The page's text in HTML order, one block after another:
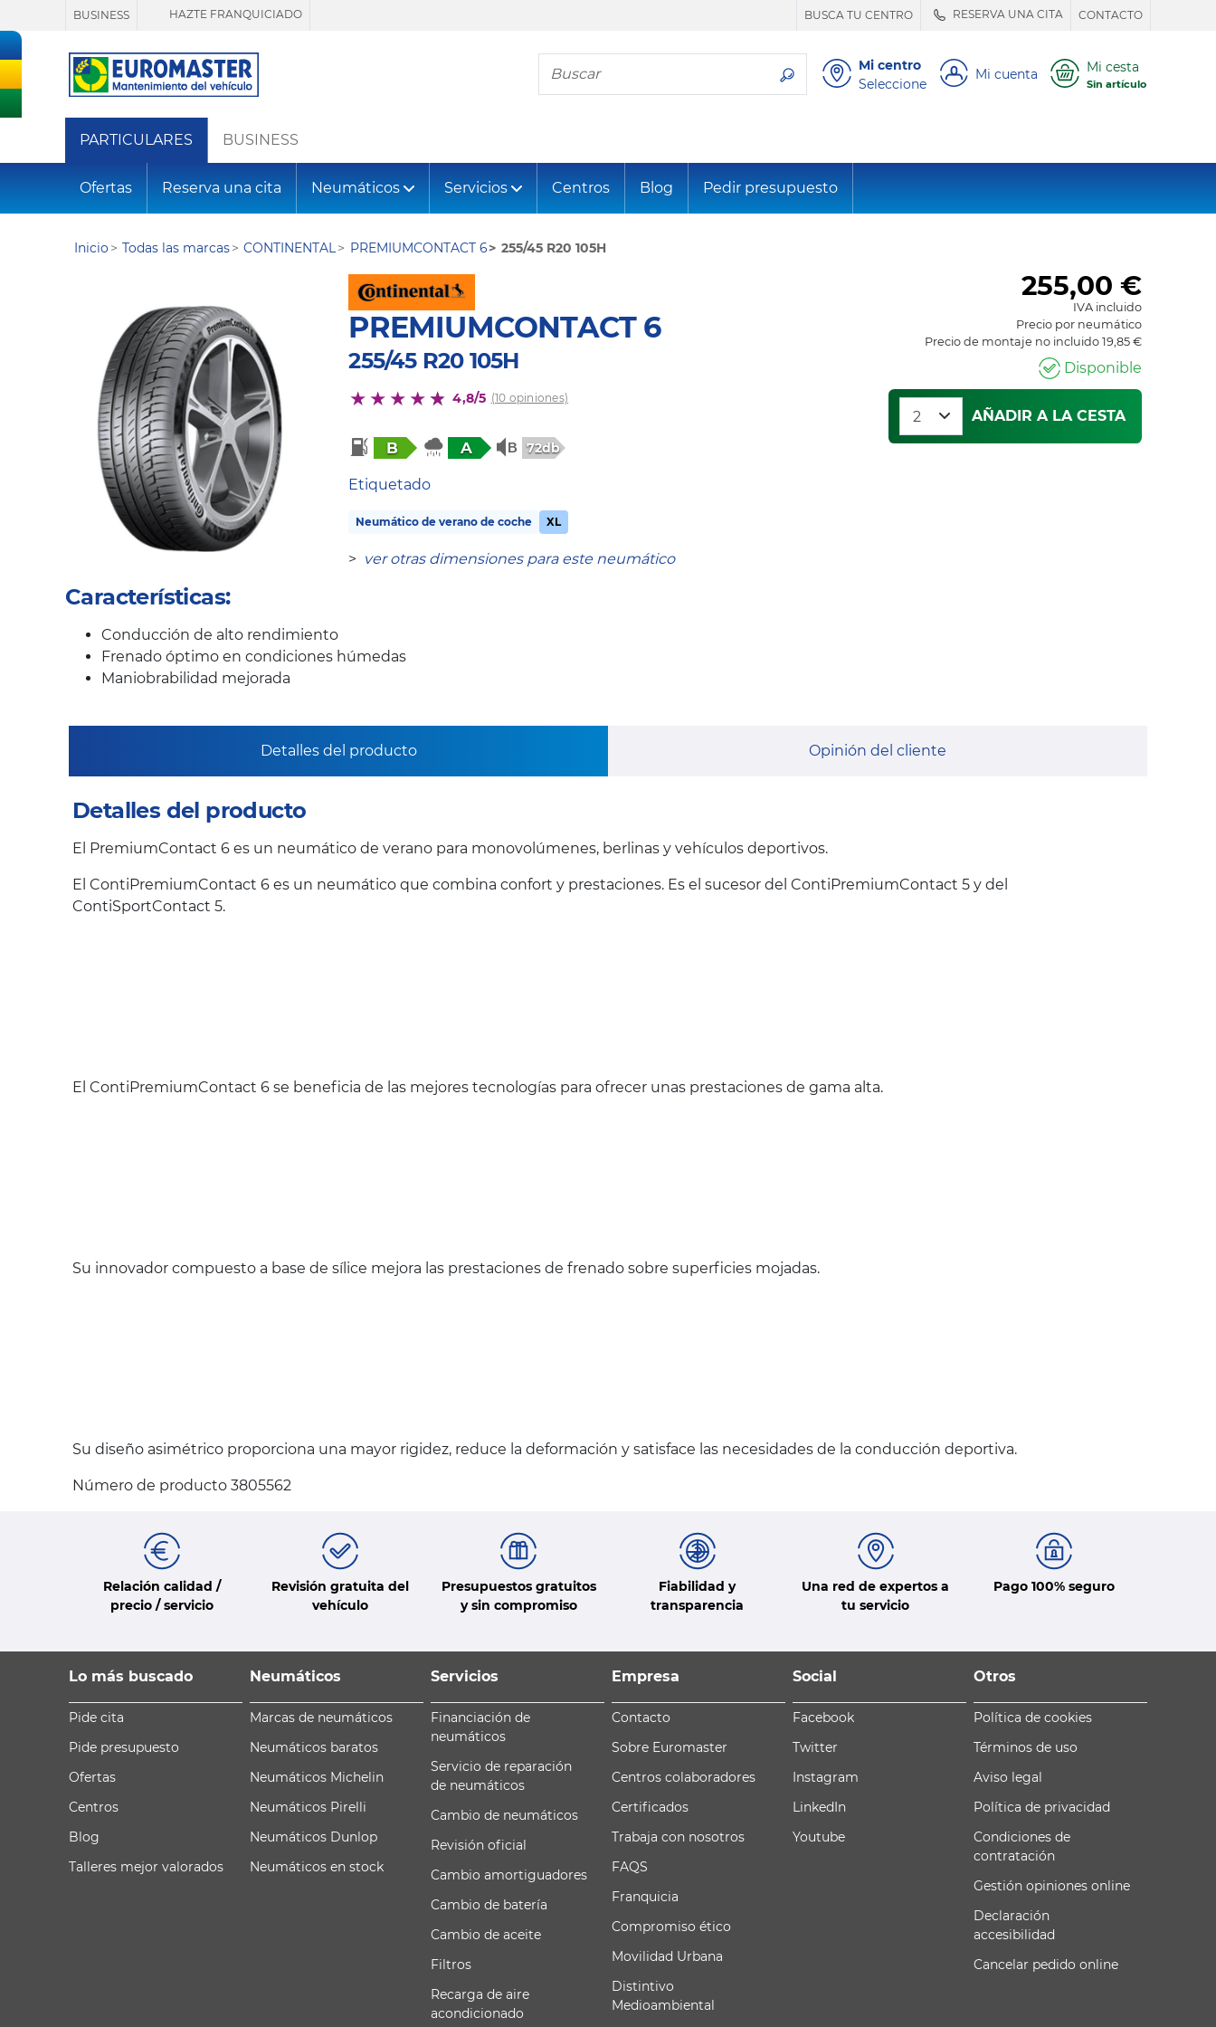
BUSINESS HAZTE FRANQUICIADO BUSCA TU CENTRO RESERVA UNA CITA CONTACTO
Busca tu neumático
Mi centro
Seleccione
Mi cuenta Mi cesta
Sin artículo
PARTICULARES BUSINESS
Ofertas Reserva una cita Neumáticos Servicios Centros Blog Pedir presupuesto
Inicio Todas las marcas CONTINENTAL PREMIUMCONTACT 6 255/45 R20 105H
PREMIUMCONTACT 6
255/45 R20 105H
4,8/5 (10 opiniones)
B A 72db
Etiquetado
Neumático de verano de coche XL
> ver otras dimensiones para este neumático
255,00 €
IVA incluido
Precio por neumático
Precio de montaje no incluido 19,85 €
Disponible
AÑADIR A LA CESTA
Características:
Conducción de alto rendimiento
Frenado óptimo en condiciones húmedas
Maniobrabilidad mejorada
Detalles del producto Opinión del cliente
Detalles del producto
El PremiumContact 6 es un neumático de verano para monovolúmenes, berlinas y vehículos deportivos.
El ContiPremiumContact 6 es un neumático que combina confort y prestaciones. Es el sucesor del ContiPremiumContact 5 y del
ContiSportContact 5.
El ContiPremiumContact 6 se beneficia de las mejores tecnologías para ofrecer unas prestaciones de gama alta.
Su innovador compuesto a base de sílice mejora las prestaciones de frenado sobre superficies mojadas.
Su diseño asimétrico proporciona una mayor rigidez, reduce la deformación y satisface las necesidades de la conducción deportiva.
Número de producto 3805562
Relación calidad /
precio / servicio
Revisión gratuita del
vehículo
Presupuestos gratuitos
y sin compromiso
Fiabilidad y
transparencia
Una red de expertos a
tu servicio
Pago 100% seguro
Lo más buscado
Pide cita
Pide presupuesto
Ofertas
Centros
Blog
Talleres mejor valorados
Neumáticos
Marcas de neumáticos
Neumáticos baratos
Neumáticos Michelin
Neumáticos Pirelli
Neumáticos Dunlop
Neumáticos en stock
Servicios
Financiación de
neumáticos
Servicio de reparación
de neumáticos
Cambio de neumáticos
Revisión oficial
Cambio amortiguadores
Cambio de batería
Cambio de aceite
Filtros
Recarga de aire
acondicionado
Empresa
Contacto
Sobre Euromaster
Centros colaboradores
Certificados
Trabaja con nosotros
FAQS
Franquicia
Compromiso ético
Movilidad Urbana
Distintivo
Medioambiental
Social
Facebook
Twitter
Instagram
LinkedIn
Youtube
Otros
Política de cookies
Términos de uso
Aviso legal
Política de privacidad
Condiciones de
contratación
Gestión opiniones online
Declaración
accesibilidad
Cancelar pedido online